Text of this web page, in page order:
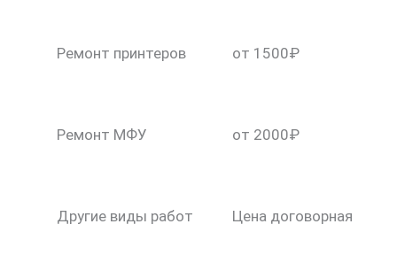
Ремонт принтеров от 1500₽
Ремонт МФУ от 2000₽
Другие виды работ Цена договорная